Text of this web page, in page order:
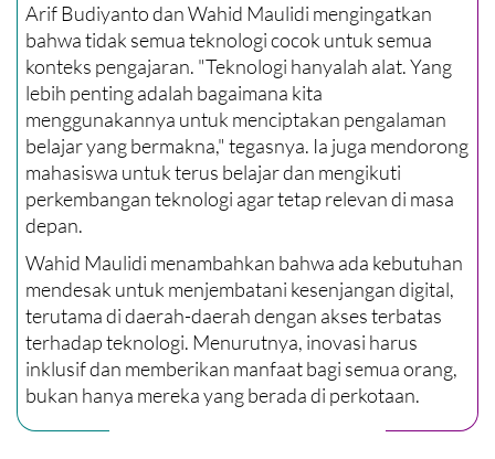
Arif Budiyanto dan Wahid Maulidi mengingatkan
bahwa tidak semua teknologi cocok untuk semua
konteks pengajaran. "Teknologi hanyalah alat. Yang
lebih penting adalah bagaimana kita
menggunakannya untuk menciptakan pengalaman
belajar yang bermakna," tegasnya. Ia juga mendorong
mahasiswa untuk terus belajar dan mengikuti
perkembangan teknologi agar tetap relevan di masa
depan.
Wahid Maulidi menambahkan bahwa ada kebutuhan
mendesak untuk menjembatani kesenjangan digital,
terutama di daerah-daerah dengan akses terbatas
terhadap teknologi. Menurutnya, inovasi harus
inklusif dan memberikan manfaat bagi semua orang,
bukan hanya mereka yang berada di perkotaan.